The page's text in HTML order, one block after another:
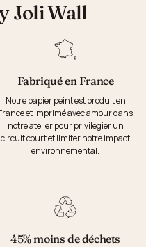
Joli Wall
Fabriqué en France
Notre papier peint est produit en
et imprimé avec amour dans
notre atelier pour privilégier un
circuit court et limiter notre impact
environnemental.
45% moins de déchets